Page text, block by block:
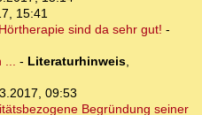
15:41
sind da sehr gut! -
... - Literaturhinweis,
09:53
Begründung seiner